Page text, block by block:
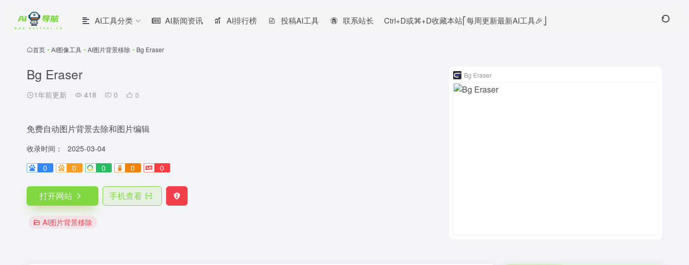
AI工具分类 AI新闻资讯 AI排行榜 投稿AI工具 联系站长 Ctrl+D或⌘+D收藏本站⎡每周更新最新AI工具🎉⎦
首页 • AI图像工具 • AI图片背景移除 • Bg Eraser
Bg Eraser
1年前更新 418 0 0
免费自动图片背景去除和图片编辑
收录时间：
2025-03-04
0
0 0 0 0
打开网站 手机查看
AI图片背景移除
Bg Eraser